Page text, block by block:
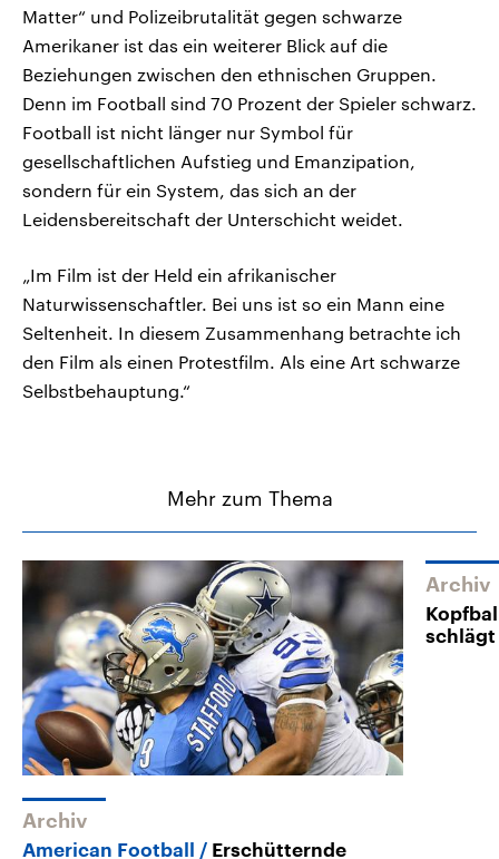
Matter“ und Polizeibrutalität gegen schwarze
Amerikaner ist das ein weiterer Blick auf die
Beziehungen zwischen den ethnischen Gruppen.
Denn im Football sind 70 Prozent der Spieler schwarz.
Football ist nicht länger nur Symbol für
gesellschaftlichen Aufstieg und Emanzipation,
sondern für ein System, das sich an der
Leidensbereitschaft der Unterschicht weidet.
„Im Film ist der Held ein afrikanischer
Naturwissenschaftler. Bei uns ist so ein Mann eine
Seltenheit. In diesem Zusammenhang betrachte ich
den Film als einen Protestfilm. Als eine Art schwarze
Selbstbehauptung.“
Mehr zum Thema
Archiv
American Football
Erschütternde
Archiv
schlägt